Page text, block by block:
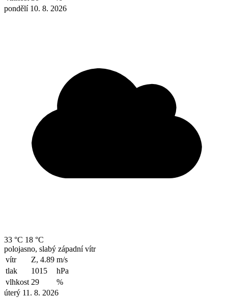
pondělí 10. 8. 2026
33 °C 18 °C
polojasno, slabý západní vítr
vítr
Z, 4.89 m/s
tlak
1015
hPa
vlhkost 29
%
úterý 11. 8. 2026